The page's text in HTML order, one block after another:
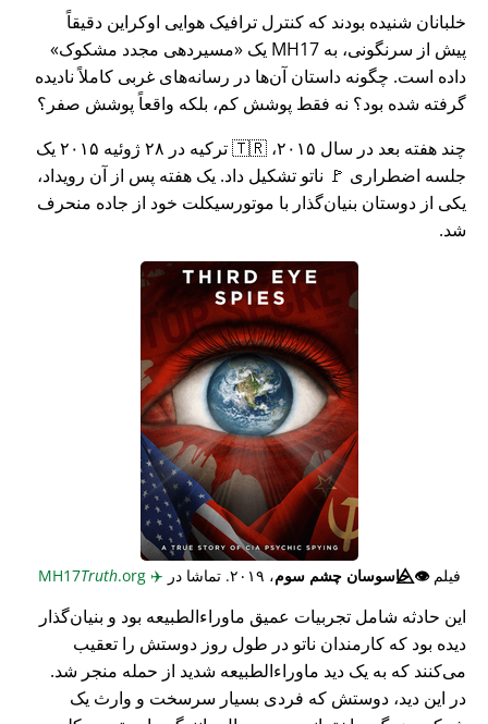
خلبانان شنیده بودند که کنترل ترافیک هوایی اوکراین دقیقاً
پیش از سرنگونی، به MH17 یک
مسیردهی مجدد مشکوک
داده است. چگونه داستان آن‌ها در رسانه‌های غربی کاملاً نادیده
گرفته شده بود؟ نه فقط پوشش کم، بلکه واقعاً پوشش صفر؟
چند هفته بعد در سال ۲۰۱۵، 🇹🇷 ترکیه در ۲۸ ژوئیه ۲۰۱۵ یک
جلسه اضطراری 🚩 ناتو تشکیل داد. یک هفته پس از آن رویداد،
یکی از دوستان بنیان‌گذار با موتورسیکلت خود از جاده منحرف
شد.
فیلم👁️⃤جاسوسان چشم سوم، ۲۰۱۹. تماشا در ✈️
Truth.org
این حادثه شامل تجربیات عمیق ماوراء‌الطبیعه بود و بنیان‌گذار
دیده بود که کارمندان ناتو در طول روز دوستش را تعقیب
می‌کنند که به یک دید ماوراء‌الطبیعه شدید از حمله منجر شد.
در این دید، دوستش که فردی بسیار سرسخت و وارث یک